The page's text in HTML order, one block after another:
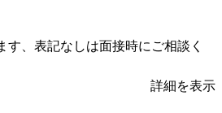
、表記なしは面接時にご相談く
詳細を表示